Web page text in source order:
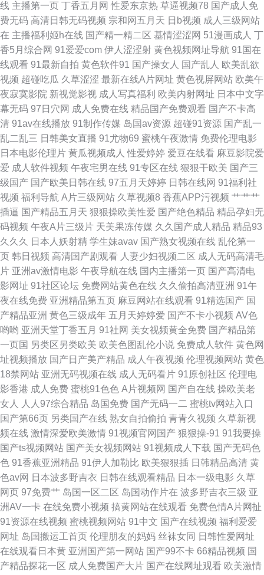
黑丝美女被后入 国产精品久久免费 浮力限制影院123 成人日本在线 av网站
网址在线免费 肏屄神器 东方av手机在线观看 大香蕉精超碰 东方av网址 传媒
在线入口免费 肏屄系列 豆花视频网站免费吃瓜 成人ss网站 俺来也综合网 超
碰aV在线观看 操操91 www本日黄色 av福利免费 91制片厂探花在线 91资源
国产在线 91在线精品视频观看 91网站处女 91网址黄 99草碰碰热 A福利在线
看 阿V视频在线观看日韩 俺来也俺去夜 不卡的av影院 97资源站在线 超碰东
京人人 www91黑丝AV 第一福利视频导航 国产91性爱直播导航 国产精品免
费自拍 国产精品欧美亚洲国产 浮力av 成人午夜在线 成人男人天堂91 大香蕉
视频操啪 大香蕉狼人窝 俺来也123 Av午夜蜜桃传媒软件 AV天堂香蕉AV 91
在线视频免费 91香蕉综合操网 91网站视频在线观看 91四虎影院视频在线播
放 操碰99 成人自卫 福利AV导航在线 国产内射在线一区 国产精品伦子伦 国
产又粗又硬又长免费 韩国操逼剧场 国产一期二期在线 黑丝福利影院
线 主播第一页 丁香五月网 性爱东京热 草逼视频78 国产成人免
费无码 高清日韩无码视频 宗和网五月天 日b视频 成人三级网站
在 主播福利姬h在线 国产精一精二区 基情涩涩网 51漫画成人 丁
香5月综合网 91爱爱com 伊人涩涩射 黄色视频网址导航 91国在
线观看 91最新自拍 黄色软件91 国产操女人 国产乱人 欧美乱欲
视频 超碰吃瓜 久草涩涩 最新在线A片网址 黄色视屏网站 欧美午
夜寂寞影院 新视觉影视 成人写真福利 欧美内射网址 日本中文字
幕无码 97日穴网 成人免费在线 精品国产免费观看 国产不卡高
清 91av在线播放 91制作传媒 岛国av资源 超碰91资源 国产乱一
乱二乱三 日韩美女直播 91尤物69 蜜桃午夜激情 免费伦理电影
日本电影伦理片 黄瓜视频成人 性爱婷婷 爱豆在线看 麻豆影院爱
爱 成人软件视频 午夜宅男在线 91专区在线 狠狠干欧美 国产三
级国产 国产欧美日韩在线 97五月天婷婷 日韩在线网 91福利社
视频 福利导航 A片三级网站 久草视频8 香蕉APP污视频 艹艹艹
插逼 国产精品五月天 狠狠操欧美性爱 国产绝色精品 精品孕妇无
码视频 午夜A片三级片 天美果冻传媒 久久国产成人精品 精品93
久久久
日本人妖射精 学生妹avav 国产熟女视频在线 乱伦第一
页 韩日视频 高清国产剧观看 人妻少妇视频二区 成人无码高清毛
片 亚洲av激情电影 午夜导航在线 国内主播第一页 国产高清电
影网址 91社区论坛 免费网站黄色在线 久久偷拍高清亚洲 91午
夜在线免费 亚洲精品第五页 麻豆网站在线观看 91精选国产 国
产精品亚洲 黄色三级成年 五月天婷婷爱 国产不卡小视频 AV色
哟哟 亚洲天堂丁香五月 91社网 美女视频黄全免费 国产精品第
一页国 另类区另类欧美 欧美色图乱伦小说 免费成人软件 黄色网
址视频播放 国产日产美产精品 成人午夜视频 伦理视频网站 黄色
18禁网站 亚洲无码视频在线 成人无码看片 91原创社区 伦理电
影香港 成人免费 蜜桃91色色 A片视频网 国产自在线 操欧美老
女人
人人97综合精品 岛国免费 国产无码一二 蜜桃tv网站入口
国产第66页 另类国产在线 熟女自拍偷拍 青青久视频 久草新视
频在线 激情深爱欧美激情 91视频官网国产 狠狠操-91 91我要操
国产ts视频网站 国产美女视频网站 91视频成人下载 国产无码色
色 91香蕉亚洲精品 91伊人加勒比 欧美狠狠插 日韩精品高清 黄
色av网 日本波多野吉衣 日韩在线观看精品 日本一级电影 久草
网页 97免费艹 岛国一区二区 岛国动作片在 波多野吉衣三级 亚
洲AV一卡 在线免费小视频 搞黄网站在线观看 免费色情A片网扯
91资源在线视频 蜜桃视频网站 91中文 国产在线视频 福利爱爱
网址 岛国搬运工首页 伦理朋友的妈妈 丝袜女同 日韩性爱网址
在线观看日本黄 亚洲国产第一网站 国产99不卡 66精品视频 国
产精品探花一区 成人免费国产大片 国产在线网址观看 欧美激情